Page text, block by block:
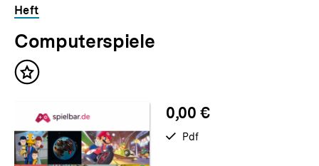
Inhaltskarousell
für
weitere
Inhalte
Inhaltskarussell
überspringen
Heft
Computerspiele
Inhalt
0,00 €
verfügbar
Pdf